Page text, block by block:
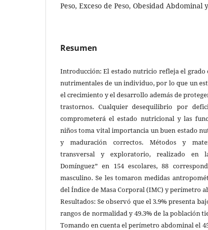
Peso, Exceso de Peso, Obesidad Abdominal
Resumen
Introducción: El estado nutricio refleja el grado
nutrimentales de un individuo, por lo que un
el crecimiento y el desarrollo además de
trastornos. Cualquier desequilibrio por
comprometerá el estado nutricional y las
niños toma vital importancia un buen estado
y maduración correctos. Métodos y
transversal y exploratorio, realizado en
Domínguez” en 154 escolares, 88
masculino. Se les tomaron medidas
del Índice de Masa Corporal (IMC) y perímetro
Resultados: Se observó que el 3.9% presenta
rangos de normalidad y 49.3% de la población
Tomando en cuenta el perímetro abdominal el